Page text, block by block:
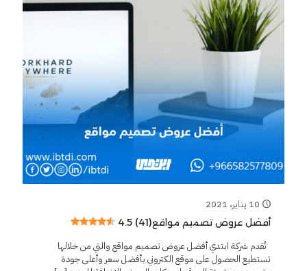
10 يناير، 2021
أفضل عروض تصميم مواقع4.5 (41)
تُقدم شركة ابتدي أفضل عروض تصميم مواقع والتي من خلالها
تستطيع الحصول على موقع الكتروني بأفضل سعر وأعلى جودة